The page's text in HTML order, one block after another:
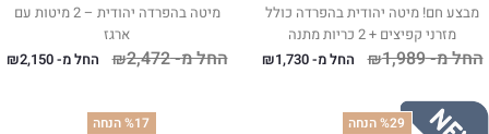
מבצע חם! מיטה יהודית בהפרדה כולל
מזרני קפיצים + 2 כריות מתנה
החל מ- ₪1,989 החל מ- ₪1,730
מיטה בהפרדה יהודית – 2 מיטות עם
ארגז
החל מ- ₪2,472 החל מ- ₪2,150
%29 הנחה %17 הנחה